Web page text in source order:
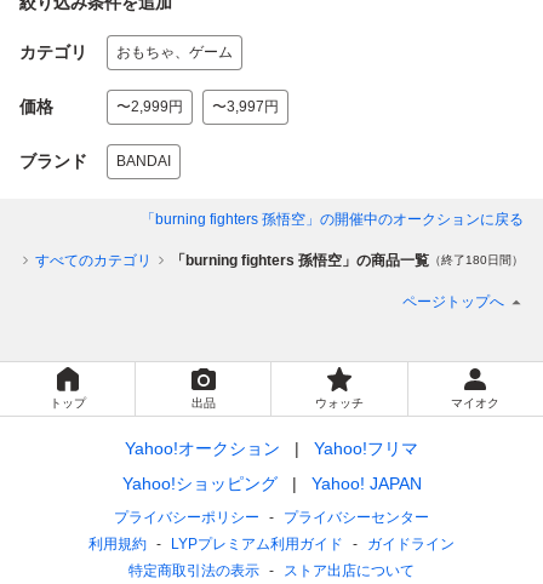
カテゴリ おもちゃ、ゲーム
価格 〜2,999円 〜3,997円
ブランド BANDAI
「burning fighters 孫悟空」 の開催中のオークションに戻る
すべてのカテゴリ 「burning fighters 孫悟空」の商品一覧 （終了180日間）
ページトップへ
トップ 出品 ウォッチ マイオク
Yahoo!オークション
Yahoo!フリマ
Yahoo!ショッピング
Yahoo! JAPAN
プライバシーポリシー
プライバシーセンター
利用規約
LYPプレミアム利用ガイド
ガイドライン
特定商取引法の表示
ストア出店について